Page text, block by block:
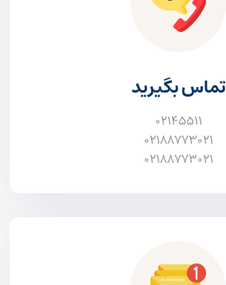
تماس بگیرید
02145511
02188773021
02188773021